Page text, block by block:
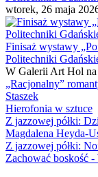
wtorek, 26 maja
Finisaż wystawy
Politechniki
W Galerii Art Hol
„Racjonalny”
Staszek
Hierofonia w sztuce
Z jazzowej półki:
Magdalena Heyda-
Z jazzowej półki:
Zachować boskość